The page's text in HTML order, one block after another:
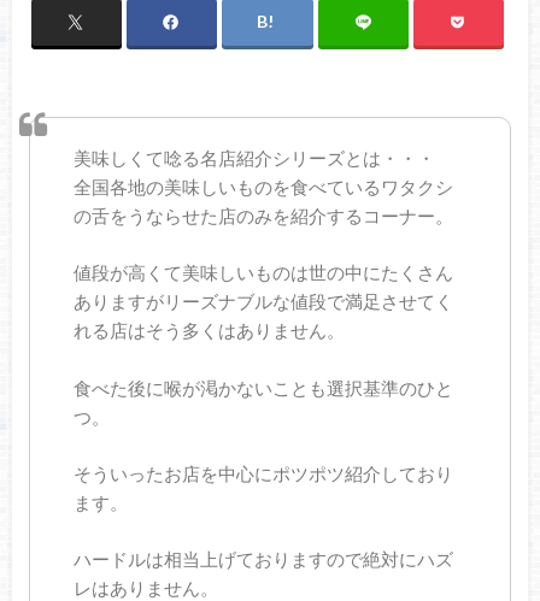
美味しくて唸る名店紹介シリーズとは・・・
全国各地の美味しいものを食べているワタクシ
の舌をうならせた店のみを紹介するコーナー。
値段が高くて美味しいものは世の中にたくさん
ありますがリーズナブルな値段で満足させてく
れる店はそう多くはありません。
食べた後に喉が渇かないことも選択基準のひと
つ。
そういったお店を中心にポツポツ紹介しており
ます。
ハードルは相当上げておりますので絶対にハズ
レはありません。